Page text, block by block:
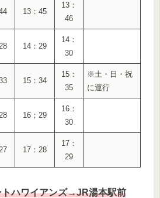
13：45
13：
46
14：29
14：
30
15：34
15：
35
※土・日・祝
に運行
16；29
16：
30
17：28
17：
29
トハワイアンズ→JR湯本駅前